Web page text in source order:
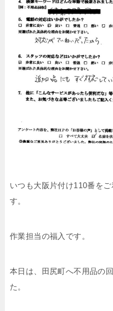
いつも大阪片付け110番を
す。
作業担当の福入です。
本日は、田尻町へ不用品の
た。